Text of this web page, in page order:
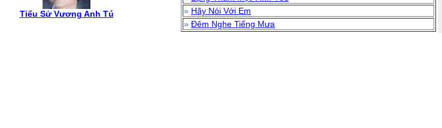
Tiểu Sử Vương Anh Tú
» Hãy Nói Với Em
» Đêm Nghe Tiếng Mưa